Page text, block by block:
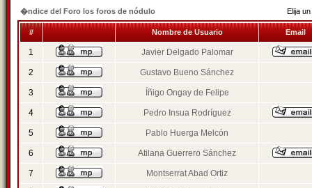
�ndice del Foro los foros de nódulo Elija
# Nombre de Usuario Email
1 Javier Delgado Palomar
2 Gustavo Bueno Sánchez
3 Íñigo Ongay de Felipe
4 Pedro Insua Rodríguez
5 Pablo Huerga Melcón
6 Atilana Guerrero Sánchez
7 Montserrat Abad Ortiz